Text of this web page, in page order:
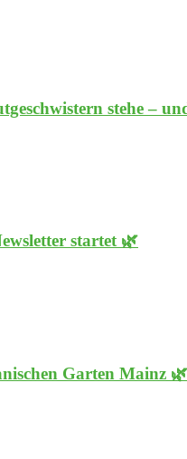
stehe –
startet 🌿
Garten Mainz 🌿